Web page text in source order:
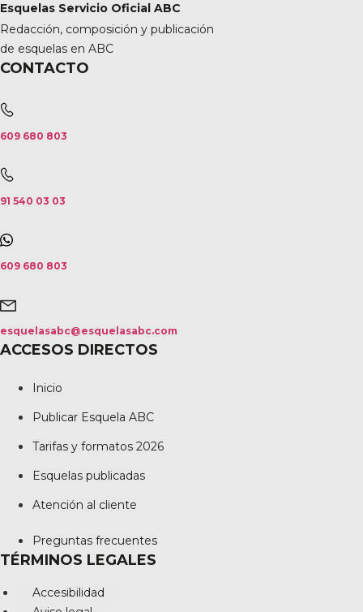
Esquelas Servicio Oficial ABC
Redacción, composición y publicación
de esquelas en ABC
CONTACTO
609 680 803
91 540 03 03
609 680 803
esquelasabc@esquelasabc.com
ACCESOS DIRECTOS
Inicio
Publicar Esquela ABC
Tarifas y formatos 2026
Esquelas publicadas
Atención al cliente
Preguntas frecuentes
TÉRMINOS LEGALES
Accesibilidad